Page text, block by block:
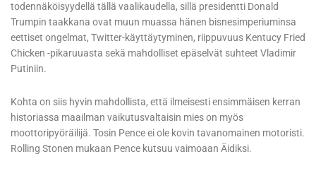
todennäköisyydellä tällä vaalikaudella, sillä presidentti Donald
Trumpin taakkana ovat muun muassa hänen bisnesimperiuminsa
eettiset ongelmat, Twitter-käyttäytyminen, riippuvuus Kentucy Fried
Chicken -pikaruuasta sekä mahdolliset epäselvät suhteet Vladimir
Putiniin.
Kohta on siis hyvin mahdollista, että ilmeisesti ensimmäisen kerran
historiassa maailman vaikutusvaltaisin mies on myös
moottoripyöräilijä. Tosin Pence ei ole kovin tavanomainen motoristi.
Rolling Stonen mukaan Pence kutsuu vaimoaan Äidiksi.